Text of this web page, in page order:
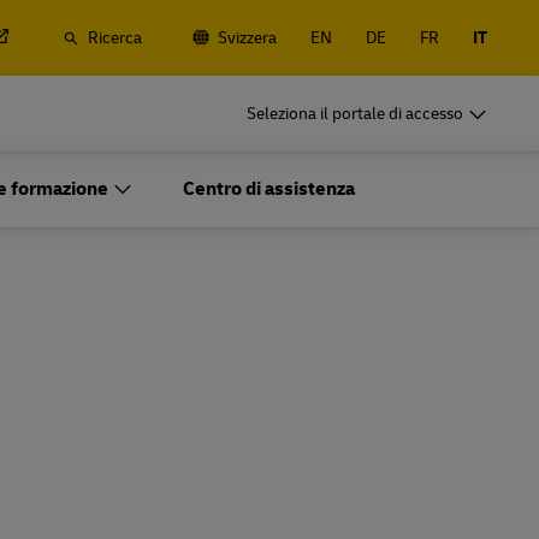
Ricerca Svizzera EN DE FR IT
Seleziona il portale di accesso
e
Spedizioni regolari
vantaggi dell'apertura un account
formazione Centro di assistenza